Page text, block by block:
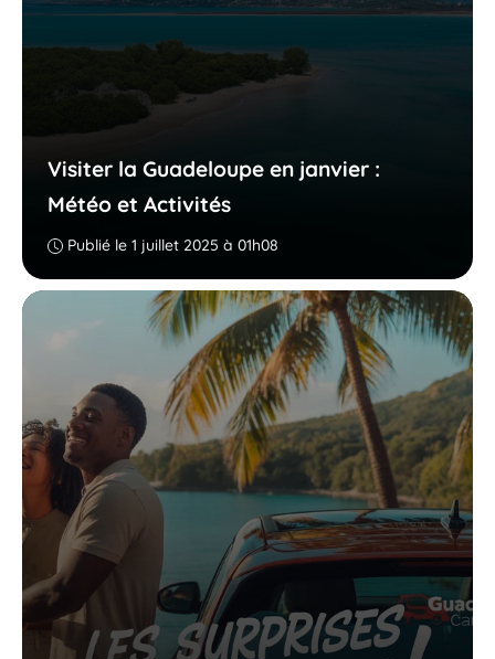
Visiter la Guadeloupe en janvier :
Météo et Activités
Publié le 1 juillet 2025 à 01h08